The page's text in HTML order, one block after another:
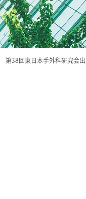
第38回東日本手外科研究会